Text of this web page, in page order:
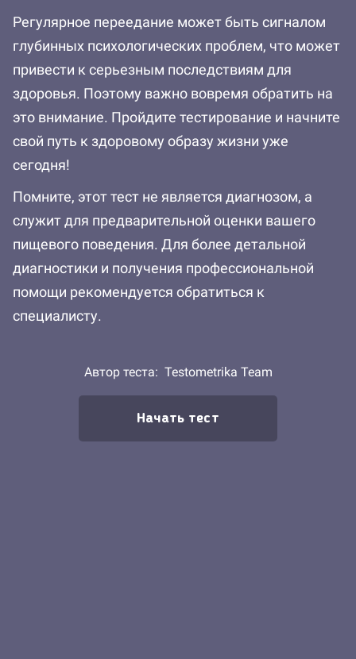
Регулярное переедание может быть сигналом
глубинных психологических проблем, что может
привести к серьезным последствиям для
здоровья. Поэтому важно вовремя обратить на
это внимание. Пройдите тестирование и начните
свой путь к здоровому образу жизни уже
сегодня!
Помните, этот тест не является диагнозом, а
служит для предварительной оценки вашего
пищевого поведения. Для более детальной
диагностики и получения профессиональной
помощи рекомендуется обратиться к
специалисту.
Автор теста: Testometrika Team
Начать тест